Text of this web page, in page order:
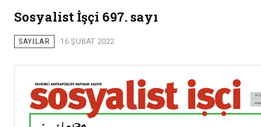
Sosyalist İşçi 697. sayı
SAYILAR 16 ŞUBAT 2022